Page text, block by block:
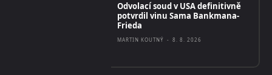
Odvolací soud v USA definitivně
potvrdil vinu Sama Bankmana-
Frieda
MARTIN KOUTNÝ - 8. 8. 2026